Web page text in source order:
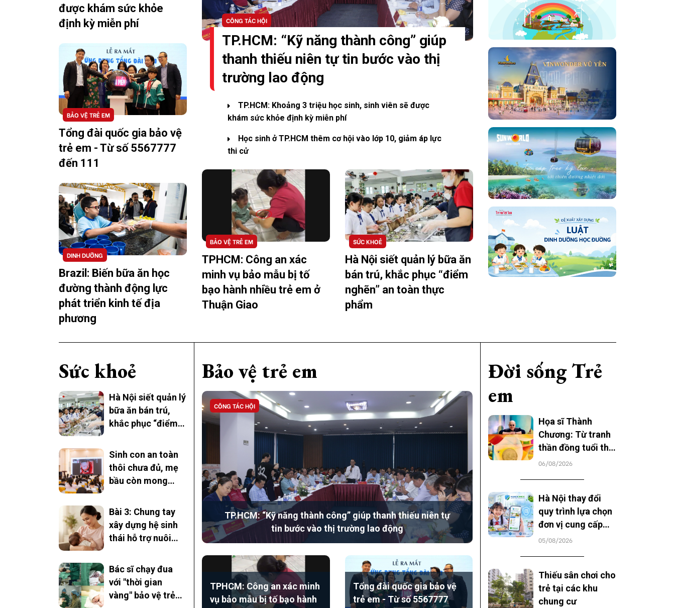
CÔNG TÁC HỘI
TP.HCM: “Kỹ năng thành công” giúp
thanh thiếu niên tự tin bước vào thị
trường lao động
TP.HCM: Khoảng 3 triệu học sinh, sinh viên sẽ được
khám sức khỏe định kỳ miễn phí
Học sinh ở TP.HCM thêm cơ hội vào lớp 10, giảm áp lực
thi cử
BẢO VỆ TRẺ EM
TPHCM: Công an xác
minh vụ bảo mẫu bị tố
bạo hành nhiều trẻ em ở
Thuận Giao
SỨC KHOẺ
Hà Nội siết quản lý bữa ăn
bán trú, khắc phục “điểm
nghẽn” an toàn thực
phẩm
được khám sức khỏe
định kỳ miễn phí
BẢO VỆ TRẺ EM
Tổng đài quốc gia bảo vệ
trẻ em - Từ số 5567777
đến 111
DINH DƯỠNG
Brazil: Biến bữa ăn học
đường thành động lực
phát triển kinh tế địa
phương
Bảo vệ trẻ em
CÔNG TÁC HỘI
TP.HCM: “Kỹ năng thành công” giúp thanh thiếu niên tự
tin bước vào thị trường lao động
TPHCM: Công an xác minh
vụ bảo mẫu bị tố bạo hành
Tổng đài quốc gia bảo vệ
trẻ em - Từ số 5567777
Sức khoẻ
Hà Nội siết quản lý
bữa ăn bán trú,
khắc phục “điểm
thực phẩm
Sinh con an toàn
thôi chưa đủ, mẹ
bầu còn mong
Bài 3: Chung tay
xây dựng hệ sinh
thái hỗ trợ nuôi
Bác sĩ chạy đua
với "thời gian
vàng" bảo vệ trẻ
Đời sống Trẻ
em
Họa sĩ Thành
Chương: Từ tranh
thần đồng tuổi thơ
đến tầm vóc văn
06/08/2026
Hà Nội thay đổi
quy trình lựa chọn
đơn vị cung cấp
suất ăn học đường
05/08/2026
Thiếu sân chơi cho
trẻ tại các khu
chung cư